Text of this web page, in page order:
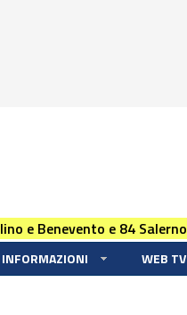
e Benevento e 84 Salerno
INFORMAZIONI WEB TV